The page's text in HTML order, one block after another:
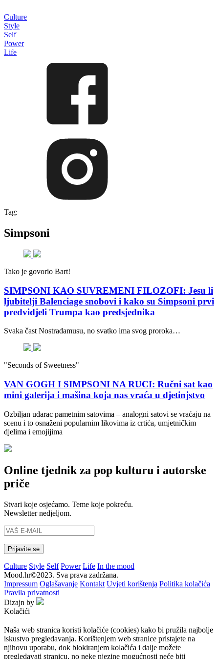
Culture
Style
Self
Power
Life
Tag:
Simpsoni
Tako je govorio Bart!
SIMPSONI KAO SUVREMENI FILOZOFI: Jesu li
ljubitelji Balenciage snobovi i kako su Simpsoni prvi
predvidjeli Trumpa kao predsjednika
Svaka čast Nostradamusu, no svatko ima svog proroka…
"Seconds of Sweetness"
VAN GOGH I SIMPSONI NA RUCI: Ručni sat kao
mini galerija i mašina koja nas vraća u djetinjstvo
Ozbiljan udarac pametnim satovima – analogni satovi se vraćaju na
scenu i to osnaženi popularnim likovima iz crtića, umjetničkim
djelima i emojijima
Online tjednik za pop kulturu i autorske
priče
Stvari koje osjećamo. Teme koje pokreću.
Newsletter nedjeljom.
Culture Style Self Power Life In the mood
Mood.hr©2023. Sva prava zadržana.
Impressum Oglašavanje Kontakt Uvjeti korištenja Politika kolačića
Pravila privatnosti
Dizajn by
Kolačići
Naša web stranica koristi kolačiće (cookies) kako bi pružila najbolje
iskustvo pregledavanja. Korištenjem web stranice pristajete na
njihovu uporabu, dok blokiranjem kolačića i dalje možete
pregledavati stranicu, no neke njezine mogućnosti neće biti